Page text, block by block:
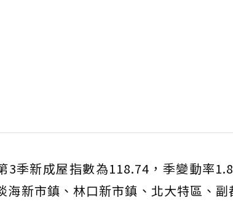
3季新成屋指數為118.74，季變動率
海新市鎮、林口新市鎮、北大特區、